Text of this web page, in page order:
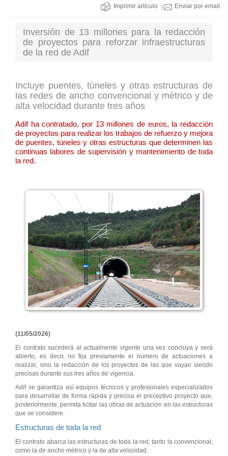
Imprimir artículo Enviar por email
Inversión de 13 millones para la redacción
de proyectos para reforzar infraestructuras
de la red de Adif
Incluye puentes, túneles y otras estructuras de
las redes de ancho convencional y métrico y de
alta velocidad durante tres años
Adif ha contratado, por 13 millones de euros, la redacción
de proyectos para realizar los trabajos de refuerzo y mejora
de puentes, túneles y otras estructuras que determinen las
continuas labores de supervisión y mantenimiento de toda
la red.
(11/05/2026)
El contrato sucederá al actualmente vigente una vez concluya y será
abierto, es decir, no fija previamente el número de actuaciones a
realizar, sino la redacción de los proyectos de las que vayan siendo
precisas durante sus tres años de vigencia.
Adif se garantiza así equipos técnicos y profesionales especializados
para desarrollar de forma rápida y precisa el preceptivo proyecto que,
posteriormente, permita licitar las obras de actuación en las estructuras
que se considere.
Estructuras de toda la red
El contrato abarca las estructuras de toda la red, tanto la convencional,
como la de ancho métrico y la de alta velocidad.